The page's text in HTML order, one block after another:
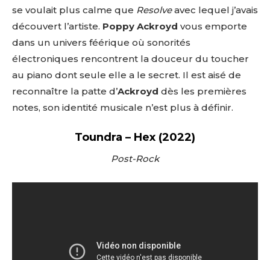
se voulait plus calme que Resolveavec lequel j’avais
découvert l’artiste. Poppy Ackroyd vous emporte
dans un univers féérique où sonorités
électroniques rencontrent la douceur du toucher
au piano dont seule elle a le secret. Il est aisé de
reconnaître la patte d’Ackroyd dès les premières
notes, son identité musicale n’est plus à définir.
Toundra – Hex (2022)
Post-Rock